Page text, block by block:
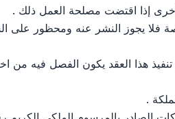
فلا يجوز النشر عنه ومحظور على
هذا العقد يكون الفصل فيه من